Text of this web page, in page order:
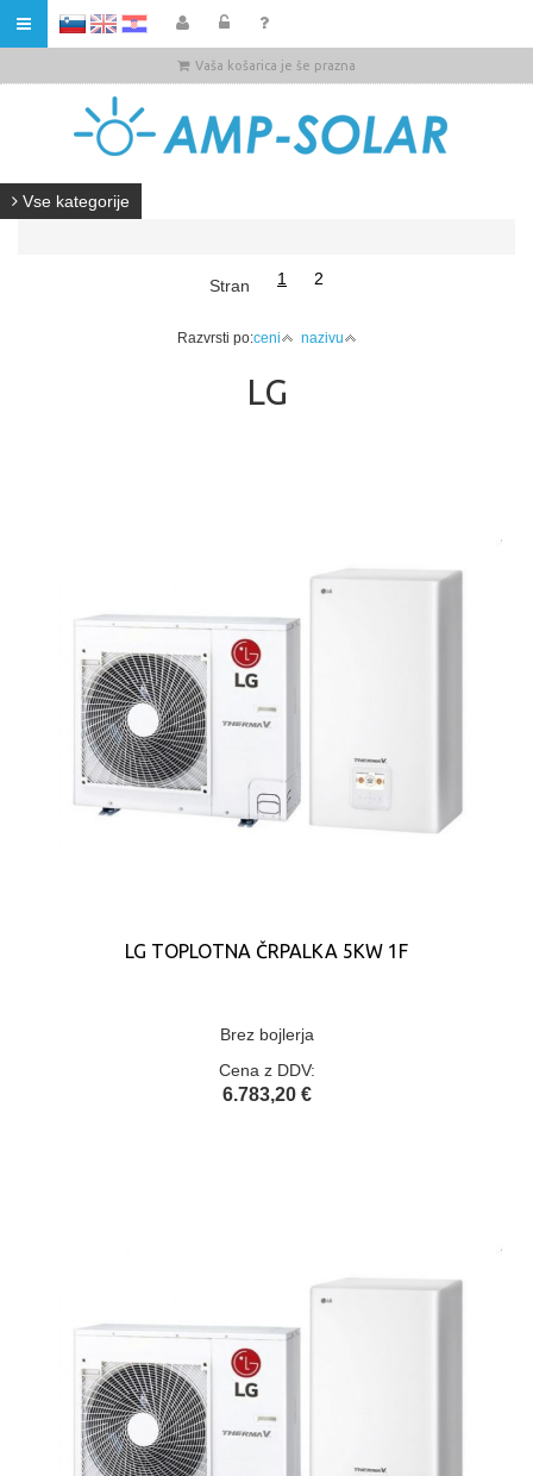
HR
Vaša košarica je še prazna
Vse kategorije
Stran 1 2
Razvrsti po:ceni nazivu
LG
LG TOPLOTNA ČRPALKA 5KW 1F
Brez bojlerja
Cena z DDV:
6.783,20 €